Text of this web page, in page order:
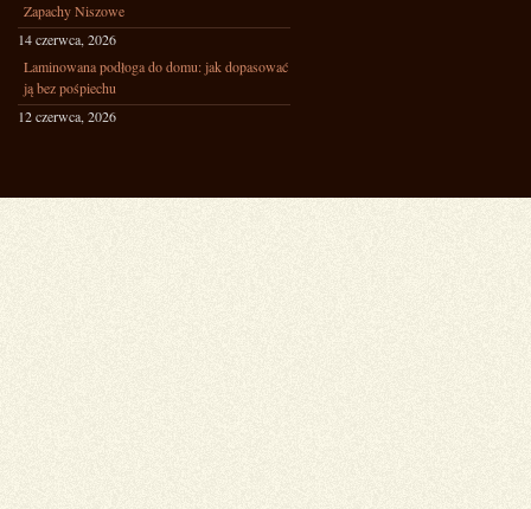
Zapachy Niszowe
14 czerwca, 2026
Laminowana podłoga do domu: jak dopasować
ją bez pośpiechu
12 czerwca, 2026